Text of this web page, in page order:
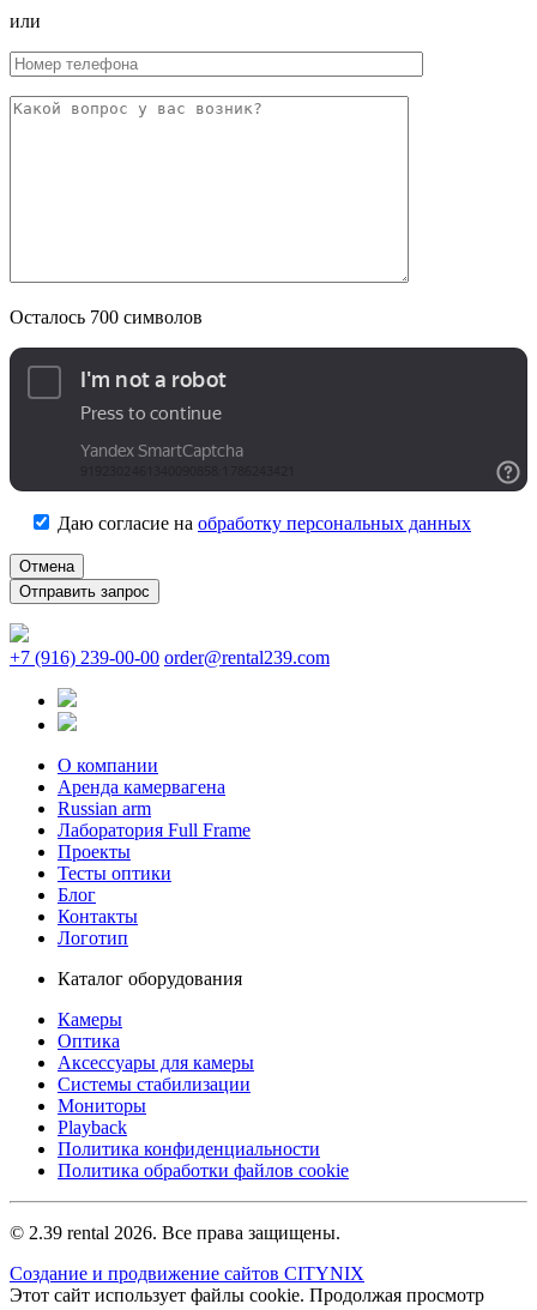
или
Осталось 700 символов
Даю согласие на обработку персональных данных
Отмена
+7 (916) 239-00-00 order@rental239.com
О компании
Аренда камервагена
Russian arm
Лаборатория Full Frame
Проекты
Тесты оптики
Блог
Контакты
Логотип
Каталог оборудования
Камеры
Оптика
Аксессуары для камеры
Системы стабилизации
Мониторы
Playback
Политика конфиденциальности
Политика обработки файлов cookie
© 2.39 rental 2026. Все права защищены.
Создание и продвижение сайтов CITYNIX
Этот сайт использует файлы cookie. Продолжая просмотр